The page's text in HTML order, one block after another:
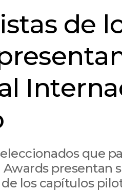
de
que
presentan
los capítulos